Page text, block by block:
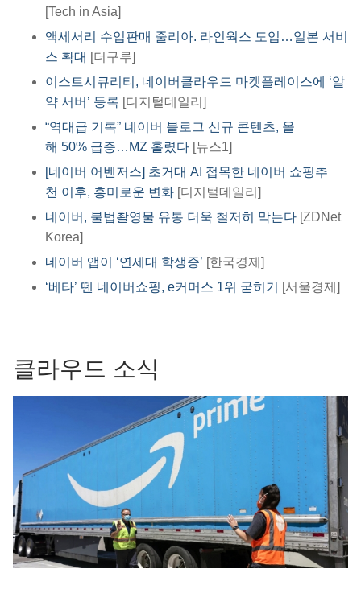
[Tech in Asia]
액세서리 수입판매 줄리아. 라인웍스 도입…일본 서비
스 확대
[더구루]​
이스트시큐리티, 네이버클라우드 마켓플레이스에 ‘알
약 서버’ 등록 [디지털데일리]
“역대급 기록” 네이버 블로그 신규 콘텐츠, 올
해 50% 급증…MZ 홀렸다 [뉴스1]
[네이버 어벤저스] 초거대 AI 접목한 네이버 쇼핑추
천 이후, 흥미로운 변화 [디지털데일리]
네이버, 불법촬영물 유통 더욱 철저히 막는다 [ZDNet
Korea]​
네이버 앱이 ‘연세대 학생증’ [한국경제]
‘베타’ 뗀 네이버쇼핑, e커머스 1위 굳히기
[서울경제]
클라우드 소식